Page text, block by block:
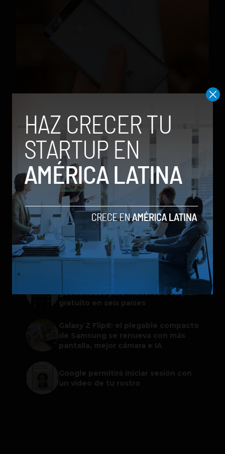
gama media
by Sergio Ramos
1 de septiembre de 2016
TRENDING POSTS
Meta lanza Muse Image: competirá
con modelos enfocados en IA
generativa de imágenes
ChatGPT Work: el nuevo asistente
de OpenAI que promete mejorar la
productividad laboral
gestionadas para menores a su plan
gratuito en seis países
Galaxy Z Flip8: el plegable compacto
de Samsung se renueva con más
pantalla, mejor cámara e IA
Google permitirá iniciar sesión con
un video de tu rostro